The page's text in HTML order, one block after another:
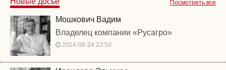
Посмотреть все
Мошкович Вадим
Владелец компании «Русагро»
2024-06-24 23:50